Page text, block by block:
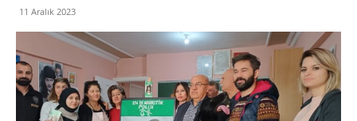
11 Aralık 2023